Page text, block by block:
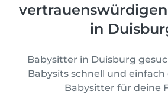
in
Babysitter in Duisburg
Babysits schnell und
Babysitter für deine